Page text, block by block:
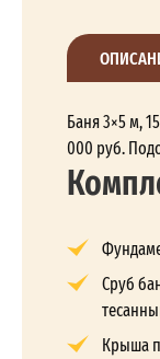
Баня 3×5 м,
000 руб.
Сруб
Крыша